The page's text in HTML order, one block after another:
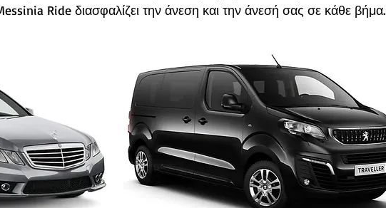
Ride διασφαλίζει την άνεση και την άνεσή σας σε κάθε βήμα.